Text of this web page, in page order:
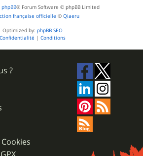
phpBB® Forum Software © phpBB Limited
française officielle © Qiaeru
Optimized by: phpBB SEO
Confidentialité | Conditions
?